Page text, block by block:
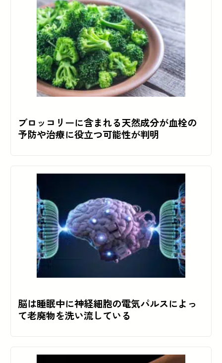
ブロッコリーに含まれる天然成分が血栓の
予防や治療に役立つ可能性が判明
脳は睡眠中に神経細胞の電気パルスによっ
て老廃物を洗い流している